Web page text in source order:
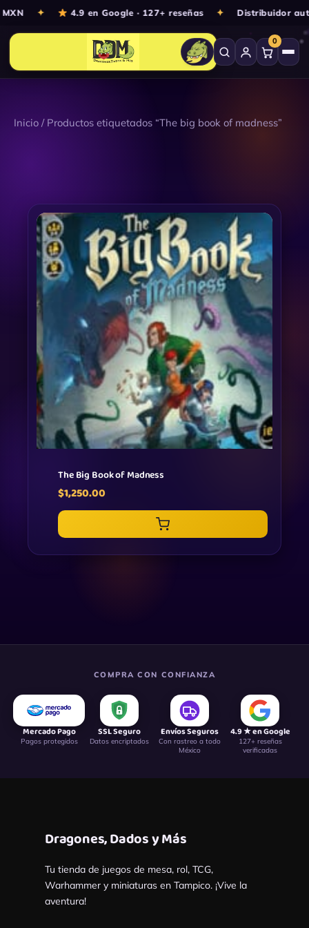
✦ 4.9 en Google · 127+ reseñas ✦ Distribuidor
0
Ir
contenido
Inicio / Productos etiquetados “The big book of madness”
The Big Book of Madness
$1,250.00
COMPRA CON CONFIANZA
Mercado Pago
Pagos protegidos
SSL Seguro
Datos encriptados
Envíos Seguros
Con rastreo a todo
México
4.9 ★ en Google
127+ reseñas
verificadas
Dragones, Dados y Más
Tu tienda de juegos de mesa, rol, TCG,
Warhammer y miniaturas en Tampico. ¡Vive la
aventura!